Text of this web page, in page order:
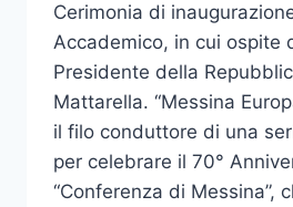
Cerimonia di
Accademico, in cui ospite
Presidente della
Mattarella. “Messina
il filo conduttore di una
per celebrare il 70°
“Conferenza di Messina”,